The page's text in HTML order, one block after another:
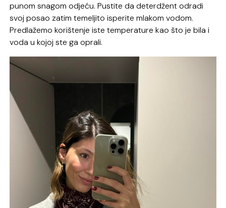
punom snagom odjeću. Pustite da deterdžent odradi
svoj posao zatim temeljito isperite mlakom vodom.
Predlažemo korištenje iste temperature kao što je bila i
voda u kojoj ste ga oprali.